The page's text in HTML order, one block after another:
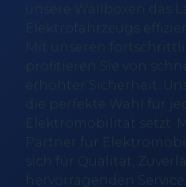
unsere Wallboxen das
Elektrofahrzeugs
Mit unseren
profitieren Sie von
erhöhter Sicherheit.
die perfekte Wahl für
Elektromobilität setzt.
Partner für
sich für Qualität,
hervorragenden Service.